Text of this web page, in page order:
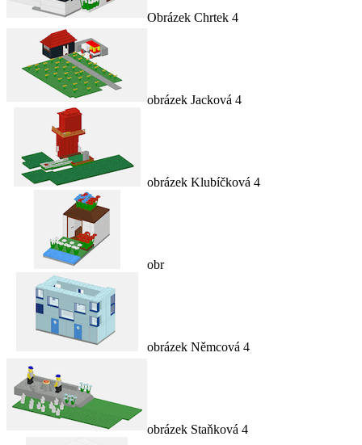
Obrázek Chrtek 4
obrázek Jacková 4
obrázek Klubíčková 4
obr
obrázek Němcová 4
obrázek Staňková 4